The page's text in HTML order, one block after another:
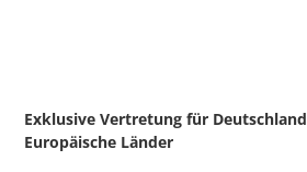
Exklusive Vertretung für Deutschland
Europäische Länder